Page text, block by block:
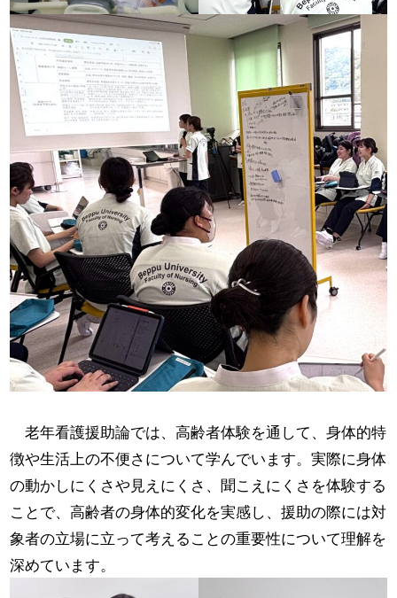
老年看護援助論では、高齢者体験を通して、身体的特
徴や生活上の不便さについて学んでいます。実際に身体
の動かしにくさや見えにくさ、聞こえにくさを体験する
ことで、高齢者の身体的変化を実感し、援助の際には対
象者の立場に立って考えることの重要性について理解を
深めています。